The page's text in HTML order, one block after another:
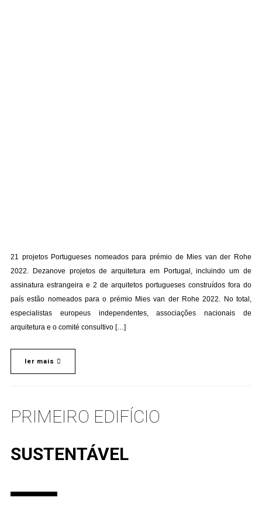
21 projetos Portugueses nomeados para prémio de Mies van der Rohe
2022. Dezanove projetos de arquitetura em Portugal, incluindo um de
assinatura estrangeira e 2 de arquitetos portugueses construídos fora do
país estão nomeados para o prémio Mies van der Rohe 2022. No total,
especialistas europeus independentes, associações nacionais de
arquitetura e o comité consultivo […]
ler mais
PRIMEIRO EDIFÍCIO
SUSTENTÁVEL